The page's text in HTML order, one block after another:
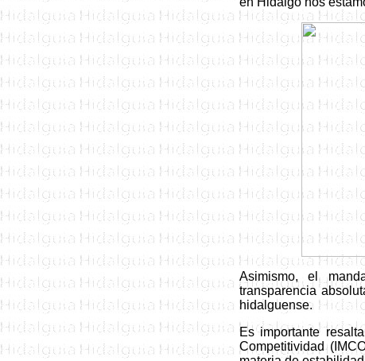
Asimismo, el
transparencia
hidalguense.
Es importante
Competitividad